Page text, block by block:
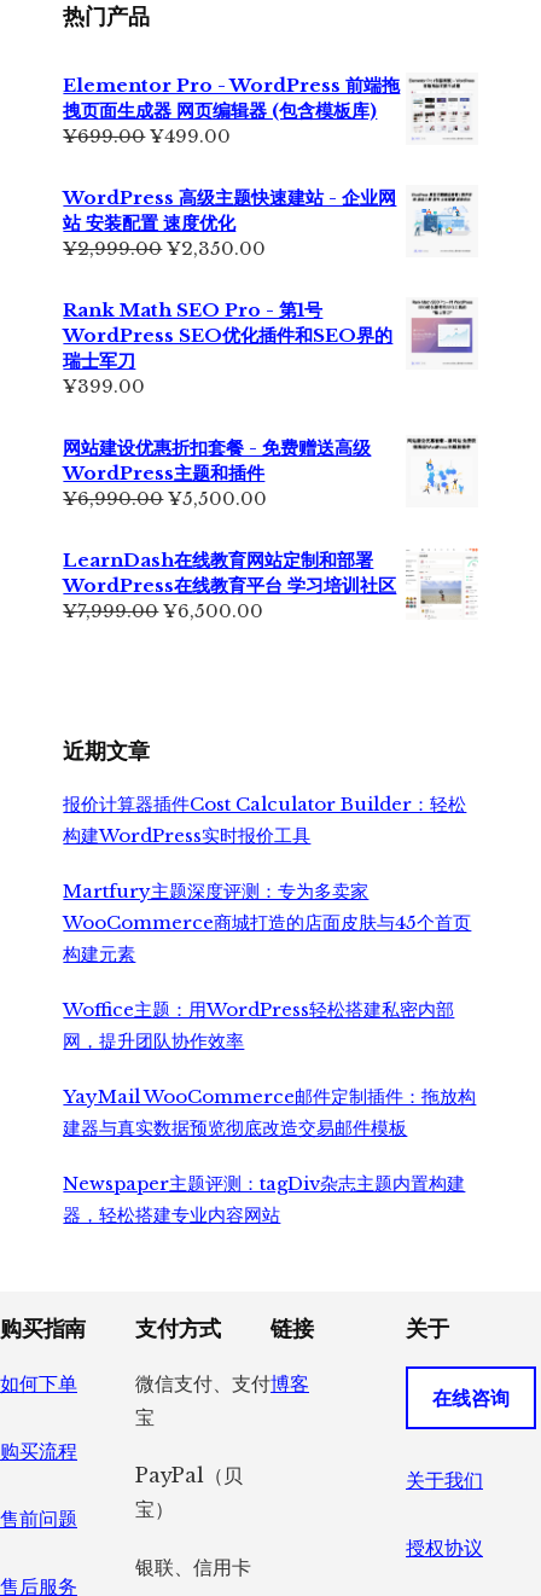
热门产品
Elementor Pro - WordPress 前端拖
拽页面生成器 网页编辑器 (包含模板库)
¥699.00原
为：
¥699.00。
¥499.00
价
格
为：
¥499.00。
WordPress 高级主题快速建站 - 企业网
站 安装配置 速度优化
¥2,999.00原
¥2,999.00。
¥2,350.00
价
格
为：
Rank Math SEO Pro - 第1号
WordPress SEO优化插件和SEO界的
瑞士军刀
¥399.00
网站建设优惠折扣套餐 - 免费赠送高级
WordPress主题和插件
¥6,990.00原
为：
¥6,990.00。
¥5,500.00
价
格
为：
LearnDash在线教育网站定制和部署
WordPress在线教育平台 学习培训社区
¥7,999.00原
¥6,500.00
近期文章
报价计算器插件Cost Calculator Builder：轻松
构建WordPress实时报价工具
Martfury主题深度评测：专为多卖家
WooCommerce商城打造的店面皮肤与45个首页
构建元素
Woffice主题：用WordPress轻松搭建私密内部
网，提升团队协作效率
YayMail WooCommerce邮件定制插件：拖放构
建器与真实数据预览彻底改造交易邮件模板
Newspaper主题评测：tagDiv杂志主题内置构建
器，轻松搭建专业内容网站
Footer
购买指南
如何下单
购买流程
售前问题
售后服务
支付方式
微信支付、支付
宝
PayPal（贝
宝）
银联、信用卡
链接
博客
关于
在线咨询
关于我们
授权协议